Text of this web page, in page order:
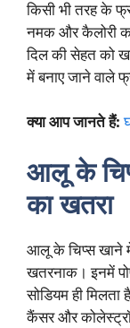
किसी भी तरह के
नमक और कैलोरी
दिल की सेहत को
में बनाए जाने वाले
क्या आप जानते हैं:
आलू के
का खतरा
आलू के चिप्स खाने
खतरनाक। इनमें
सोडियम ही
कैंसर और